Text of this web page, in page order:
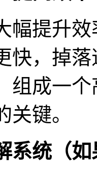
幅提升
快，掉
组成一
键。
系统（